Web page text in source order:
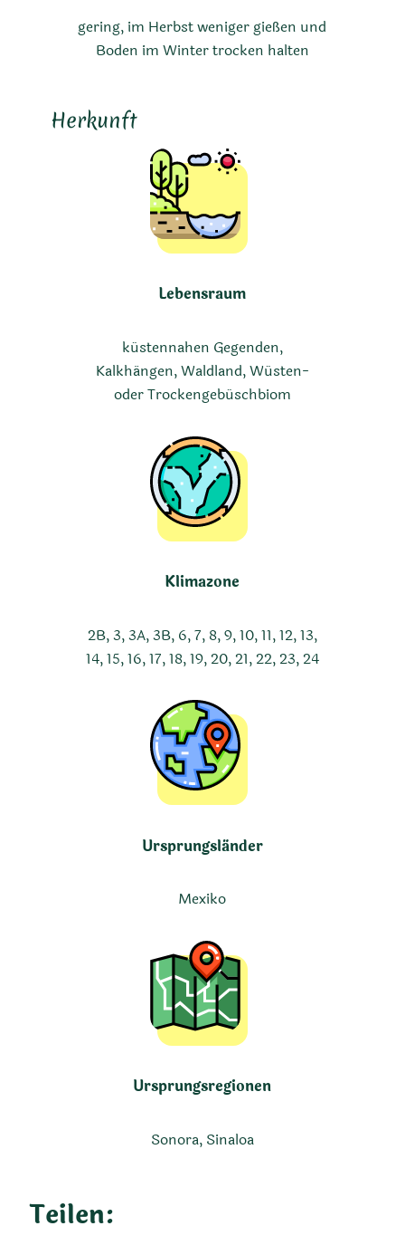
gering, im Herbst weniger gießen und
Boden im Winter trocken halten
Herkunft
Lebensraum
küstennahen Gegenden,
Kalkhängen, Waldland, Wüsten-
oder Trockengebüschbiom
Klimazone
2B, 3, 3A, 3B, 6, 7, 8, 9, 10, 11, 12, 13,
14, 15, 16, 17, 18, 19, 20, 21, 22, 23, 24
Ursprungsländer
Mexiko
Ursprungsregionen
Sonora, Sinaloa
Teilen: